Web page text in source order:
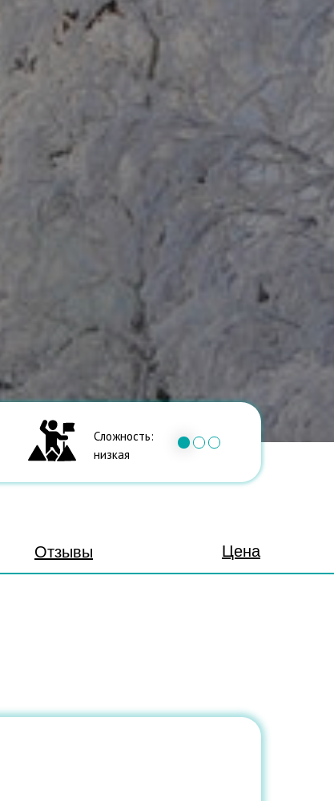
Сложность:
низкая
Цена
Отзывы